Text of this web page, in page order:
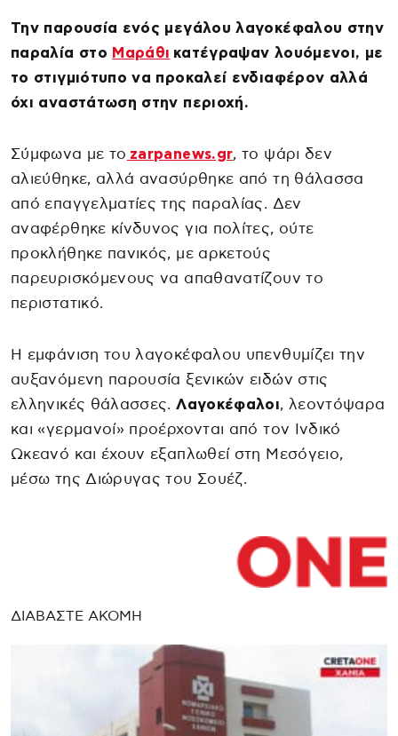
Την παρουσία ενός μεγάλου λαγοκέφαλου στην
παραλία στο Μαράθι κατέγραψαν λουόμενοι, με
το στιγμιότυπο να προκαλεί ενδιαφέρον αλλά
όχι αναστάτωση στην περιοχή.
Σύμφωνα με το zarpanews.gr, το ψάρι δεν
αλιεύθηκε, αλλά ανασύρθηκε από τη θάλασσα
από επαγγελματίες της παραλίας. Δεν
αναφέρθηκε κίνδυνος για πολίτες, ούτε
προκλήθηκε πανικός, με αρκετούς
παρευρισκόμενους να απαθανατίζουν το
περιστατικό.
Η εμφάνιση του λαγοκέφαλου υπενθυμίζει την
αυξανόμενη παρουσία ξενικών ειδών στις
ελληνικές θάλασσες.Λαγοκέφαλοι, λεοντόψαρα
και «γερμανοί» προέρχονται από τον Ινδικό
Ωκεανό και έχουν εξαπλωθεί στη Μεσόγειο,
μέσω της Διώρυγας του Σουέζ.
ΔΙΑΒΑΣΤΕ ΑΚΟΜΗ